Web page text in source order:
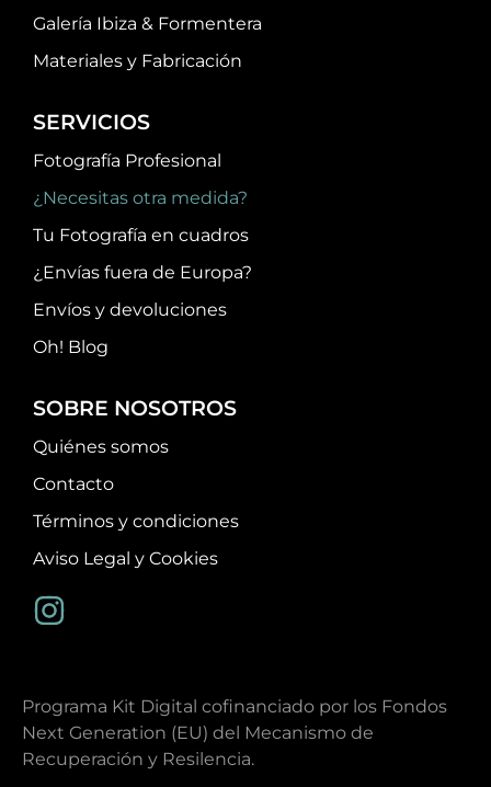
Galería Ibiza & Formentera
Materiales y Fabricación
SERVICIOS
Fotografía Profesional
¿Necesitas otra medida?
Tu Fotografía en cuadros
¿Envías fuera de Europa?
Envíos y devoluciones
Oh! Blog
SOBRE NOSOTROS
Quiénes somos
Contacto
Términos y condiciones
Aviso Legal y Cookies
Programa Kit Digital cofinanciado por los Fondos
Next Generation (EU) del Mecanismo de
Recuperación y Resilencia.